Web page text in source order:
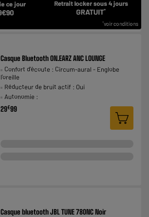
Casque Bluetooth ON.EARZ ANC LOUNGE
Confort d'écoute : Circum-aural - Englobe
l'oreille
Réducteur de bruit actif : Oui
Autonomie :
29€99
Casque bluetooth JBL TUNE 780NC Noir